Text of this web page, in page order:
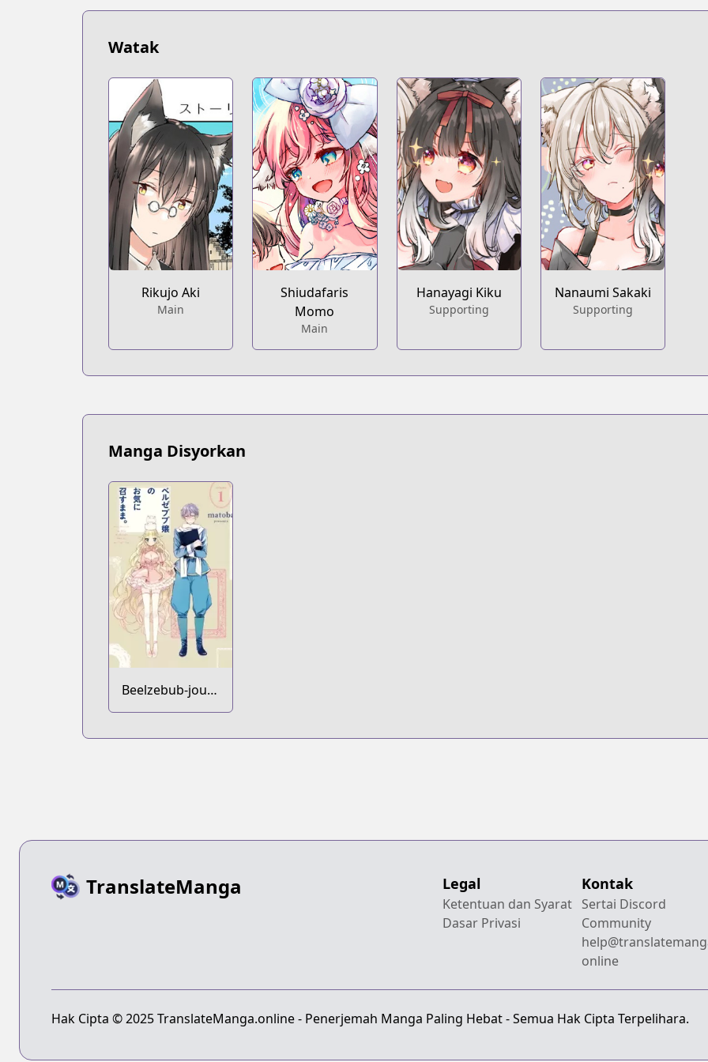
Watak
Rikujo Aki
Main
Shiudafaris
Momo
Main
Hanayagi Kiku
Supporting
Nanaumi Sakaki
Supporting
Manga Disyorkan
Beelzebub-jou
no Okinimesu
TranslateManga Legal
Ketentuan dan Syarat
Dasar Privasi
Kontak
Sertai Discord
Community
online
Hak Cipta © 2025 TranslateManga.online - Penerjemah Manga Paling Hebat - Semua Hak Cipta Terpelihara.